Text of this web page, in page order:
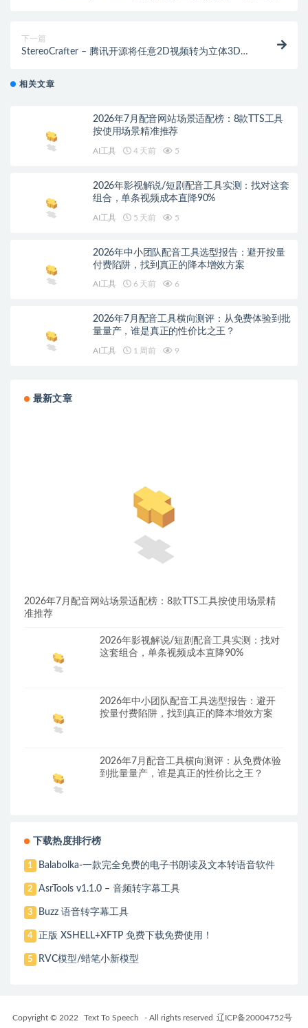
下一篇
StereoCrafter – 腾讯开源将任意2D视频转为立体3D视
相关文章
2026年7月配音网站场景适配榜：8款TTS工具
按使用场景精准推荐
AI工具 4 天前 5
2026年影视解说/短剧配音工具实测：找对这套
组合，单条视频成本直降90%
AI工具 5 天前 5
2026年中小团队配音工具选型报告：避开按量
付费陷阱，找到真正的降本增效方案
AI工具 6 天前 6
2026年7月配音工具横向测评：从免费体验到批
量量产，谁是真正的性价比之王？
AI工具 1 周前 9
最新文章
2026年7月配音网站场景适配榜：8款TTS工具按使用场景精
准推荐
2026年影视解说/短剧配音工具实测：找对
这套组合，单条视频成本直降90%
2026年中小团队配音工具选型报告：避开
按量付费陷阱，找到真正的降本增效方案
2026年7月配音工具横向测评：从免费体验
到批量量产，谁是真正的性价比之王？
下载热度排行榜
1 Balabolka-一款完全免费的电子书朗读及文本转语音软件
2 AsrTools v1.1.0 – 音频转字幕工具
3 Buzz 语音转字幕工具
4 正版 XSHELL+XFTP 免费下载免费使用！
5 RVC模型/蜡笔小新模型
Copyright © 2022 Text To Speech - All rights reserved 辽ICP备20004752号